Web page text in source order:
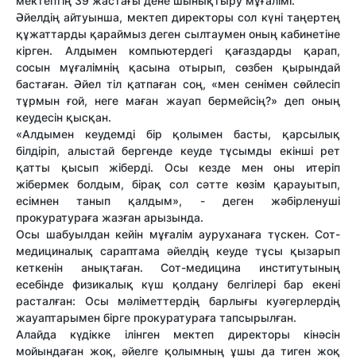
Әйелдің айтуынша, мектеп директоры сол күні таңертең
құжаттарды қараймыз деген сылтаумен оның кабинетіне
кірген. Алдымен компьютердегі қағаздарды қарап,
сосын мұғалімнің қасына отырып, сөзбен қырындай
бастаған. Әйел тіл қатпаған соң, «мен сенімен сөйлесіп
тұрмын ғой, неге маған жауап бермейсің?» деп оның
кеудесін қысқан.
«Алдымен кеудемді бір қолымен басты, қарсылық
білдіріп, алыстай бергенде кеуде тұсымды екінші рет
қатты қысып жіберді. Осы кезде мен оны итеріп
жібермек болдым, бірақ сол сәтте көзім қарауытып,
есімнен танып қалдым», - деген жәбірленуші
прокуратураға жазған арызында.
Осы шабуылдан кейін мұғалім ауруханаға түскен. Сот-
медициналық сараптама әйелдің кеуде тұсы қызарып
кеткенін анықтаған. Сот-медицина институтының
есебінде физикалық күш қолдану белгілері бар екені
расталған: Осы мәліметтердің барлығы куәгерлердің
жауаптарымен бірге прокуратураға тапсырылған.
Алайда күдікке ілінген мектеп директоры кінәсін
мойындаған жоқ, әйелге қолымның ұшы да тиген жоқ